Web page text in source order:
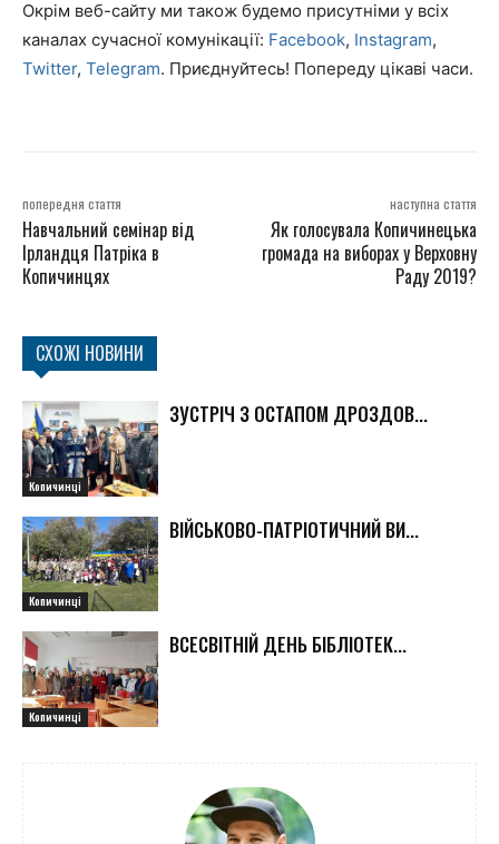
Окрім веб-сайту ми також будемо присутніми у всіх
каналах сучасної комунікації: Facebook, Instagram,
Twitter, Telegram. Приєднуйтесь! Попереду цікаві часи.
попередня стаття
Навчальний семінар від
Ірландця Патріка в
Копичинцях
наступна стаття
Як голосувала Копичинецька
громада на виборах у Верховну
Раду 2019?
СХОЖІ НОВИНИ
Копичинці
ЗУСТРІЧ З ОСТАПОМ ДРОЗДОВ...
Копичинці
ВІЙСЬКОВО-ПАТРІОТИЧНИЙ ВИ...
Копичинці
ВСЕСВІТНІЙ ДЕНЬ БІБЛІОТЕК...